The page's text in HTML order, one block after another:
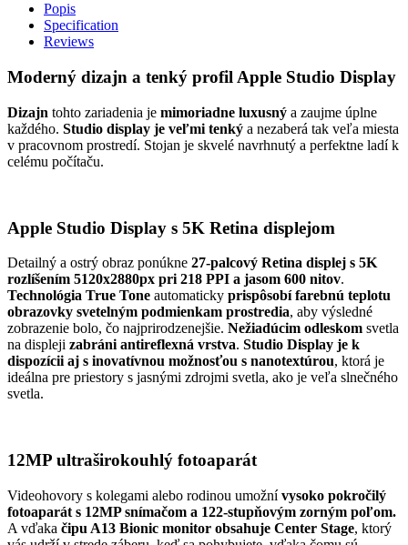
included)
quantity
Popis
Specification
Reviews
Moderný dizajn a tenký profil Apple Studio Display
Dizajn tohto zariadenia je mimoriadne luxusný a zaujme úplne
každého. Studio display je veľmi tenký a nezaberá tak veľa miesta
v pracovnom prostredí. Stojan je skvelé navrhnutý a perfektne ladí k
celému počítaču.
Apple Studio Display s 5K Retina displejom
Detailný a ostrý obraz ponúkne 27-palcový Retina displej s 5K
rozlíšením 5120x2880px pri 218 PPI a jasom 600 nitov.
Technológia True Tone automaticky prispôsobí farebnú teplotu
obrazovky svetelným podmienkam prostredia, aby výsledné
zobrazenie bolo, čo najprirodzenejšie. Nežiadúcim odleskom svetla
na displeji zabráni antireflexná vrstva. Studio Display je k
dispozícii aj s inovatívnou možnosťou s nanotextúrou, ktorá je
ideálna pre priestory s jasnými zdrojmi svetla, ako je veľa slnečného
svetla.
12MP ultraširokouhlý fotoaparát
Videohovory s kolegami alebo rodinou umožnívysoko pokročilý
fotoaparát s 12MP snímačom a 122-stupňovým zorným poľom.
A vďaka čipu A13 Bionic monitor obsahuje Center Stage, ktorý